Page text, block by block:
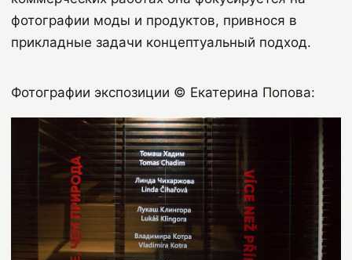
фотографии моды и продуктов, привнося в
прикладные задачи концептуальный подход.
Фотографии экспозиции © Екатерина Попова: